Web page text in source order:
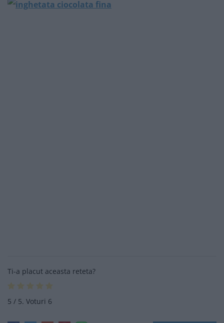
Ti-a placut aceasta reteta?
5 / 5. Voturi 6